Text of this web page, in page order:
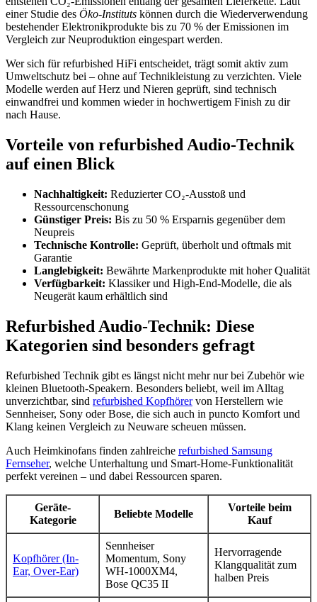
einer Studie des Öko-Instituts können durch die Wiederverwendung
bestehender Elektronikprodukte bis zu 70 % der Emissionen im
Vergleich zur Neuproduktion eingespart werden.
Wer sich für refurbished HiFi entscheidet, trägt somit aktiv zum
Umweltschutz bei – ohne auf Technikleistung zu verzichten. Viele
Modelle werden auf Herz und Nieren geprüft, sind technisch
einwandfrei und kommen wieder in hochwertigem Finish zu dir
nach Hause.
Vorteile von refurbished Audio-Technik
auf einen Blick
Nachhaltigkeit: Reduzierter CO₂-Ausstoß und
Ressourcenschonung
Günstiger Preis: Bis zu 50 % Ersparnis gegenüber dem
Neupreis
Technische Kontrolle: Geprüft, überholt und oftmals mit
Garantie
Langlebigkeit: Bewährte Markenprodukte mit hoher Qualität
Verfügbarkeit: Klassiker und High-End-Modelle, die als
Neugerät kaum erhältlich sind
Refurbished Audio-Technik: Diese
Kategorien sind besonders gefragt
Refurbished Technik gibt es längst nicht mehr nur bei Zubehör wie
kleinen Bluetooth-Speakern. Besonders beliebt, weil im Alltag
unverzichtbar, sind refurbished Kopfhörervon Herstellern wie
Sennheiser, Sony oder Bose, die sich auch in puncto Komfort und
Klang keinen Vergleich zu Neuware scheuen müssen.
Auch Heimkinofans finden zahlreiche refurbished Samsung
Fernseher, welche Unterhaltung und Smart-Home-Funktionalität
perfekt vereinen – und dabei Ressourcen sparen.
Geräte-
Kategorie
Beliebte Modelle
Vorteile beim
Kauf
Kopfhörer (In-
Ear, Over-Ear)
Sennheiser
Momentum, Sony
WH-1000XM4,
Bose QC35 II
Hervorragende
Klangqualität zum
halben Preis